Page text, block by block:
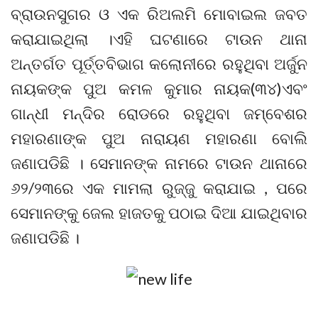
ବ୍ରାଉନସୁଗର ଓ ଏକ ରିଅଲମି ମୋବାଇଲ ଜବତ
କରାଯାଇଥିଲା ।ଏହି ଘଟଣାରେ ଟାଉନ ଥାନା
ଅନ୍ତର୍ଗତ ପୂର୍ତ୍ତବିଭାଗ କଲୋନୀରେ ରହୁଥିବା ଅର୍ଜୁନ
ନାୟକଙ୍କ ପୁଅ କମଳ କୁମାର ନାୟକ(୩୪)ଏବଂ
ଗାନ୍ଧୀ ମନ୍ଦିର ରୋଡରେ ରହୁଥିବା ଜମ୍ବେଶର
ମହାରଣାଙ୍କ ପୁଅ ନାରାୟଣ ମହାରଣା ବୋଲି
ଜଣାପଡିଛି । ସେମାନଙ୍କ ନାମରେ ଟାଉନ ଥାନାରେ
୬୨/୨୩ରେ ଏକ ମାମଲା ରୁଜ୍ଜୁ କରାଯାଇ , ପରେ
ସେମାନଙ୍କୁ ଜେଲ ହାଜତକୁ ପଠାଇ ଦିଆ ଯାଇଥିବାର
ଜଣାପଡିଛି ।